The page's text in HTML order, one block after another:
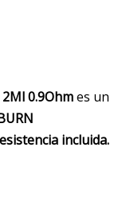
0.9Ohmes un
incluida.